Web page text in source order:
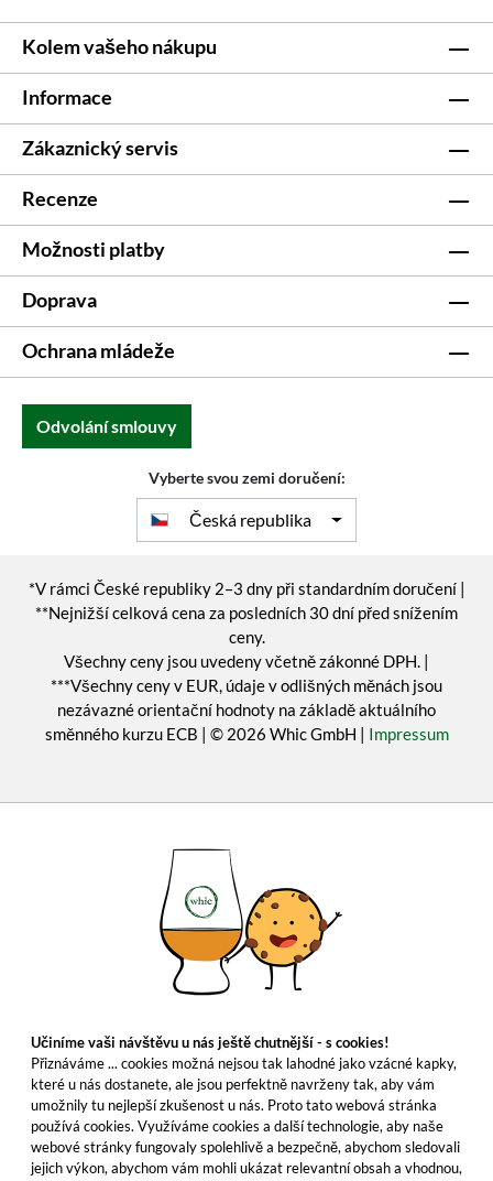
Kolem vašeho nákupu
Informace
Zákaznický servis
Recenze
Možnosti platby
Doprava
Ochrana mládeže
Odvolání smlouvy
Vyberte svou zemi doručení:
Česká republika
*V rámci České republiky 2–3 dny při standardním doručení |
**Nejnižší celková cena za posledních 30 dní před snížením
ceny.
Všechny ceny jsou uvedeny včetně zákonné DPH. |
***Všechny ceny v EUR, údaje v odlišných měnách jsou
nezávazné orientační hodnoty na základě aktuálního
směnného kurzu ECB | © 2026 Whic GmbH | Impressum
Učiníme vaši návštěvu u nás ještě chutnější - s cookies!
Přiznáváme ... cookies možná nejsou tak lahodné jako vzácné kapky,
které u nás dostanete, ale jsou perfektně navrženy tak, aby vám
umožnily tu nejlepší zkušenost u nás. Proto tato webová stránka
používá cookies. Využíváme cookies a další technologie, aby naše
webové stránky fungovaly spolehlivě a bezpečně, abychom sledovali
jejich výkon, abychom vám mohli ukázat relevantní obsah a vhodnou,